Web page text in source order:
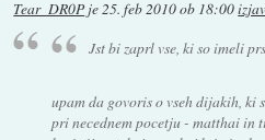
Tear_DR0P je25. feb 2010 ob 18:00
Jst bi zaprl vse, ki so imeli
upam da govoris o vseh dijakih, ki
pri necednem pocetju - matthai in